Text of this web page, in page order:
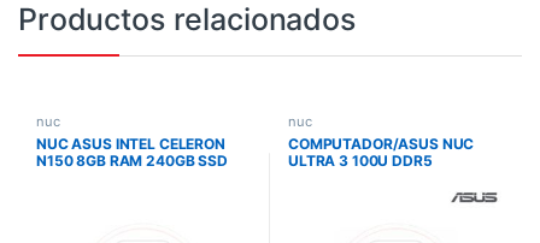
Productos relacionados
nuc
NUC ASUS INTEL CELERON
N150 8GB RAM 240GB SSD
nuc
COMPUTADOR/ASUS NUC
ULTRA 3 100U DDR5
SLIM 90AR00R2-M00220